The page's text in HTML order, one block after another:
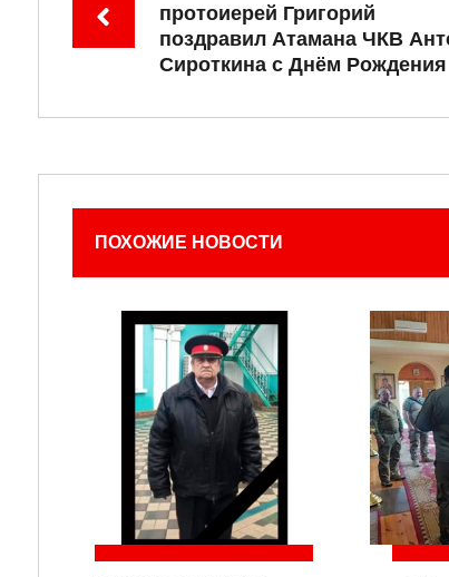
протоиерей Григорий
поздравил Атамана ЧКВ
Сироткина с Днём Рождения
ПОХОЖИЕ НОВОСТИ